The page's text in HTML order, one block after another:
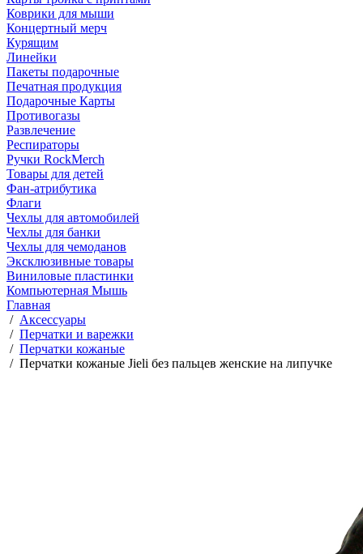
Коврики для мыши
Концертный мерч
Курящим
Линейки
Пакеты подарочные
Печатная продукция
Подарочные Карты
Противогазы
Развлечение
Респираторы
Ручки RockMerch
Товары для детей
Фан-атрибутика
Флаги
Чехлы для автомобилей
Чехлы для банки
Чехлы для чемоданов
Эксклюзивные товары
Виниловые пластинки
Компьютерная Мышь
Главная
/ Аксессуары
/ Перчатки и варежки
/ Перчатки кожаные
/ Перчатки кожаные Jieli без пальцев женские на липучке